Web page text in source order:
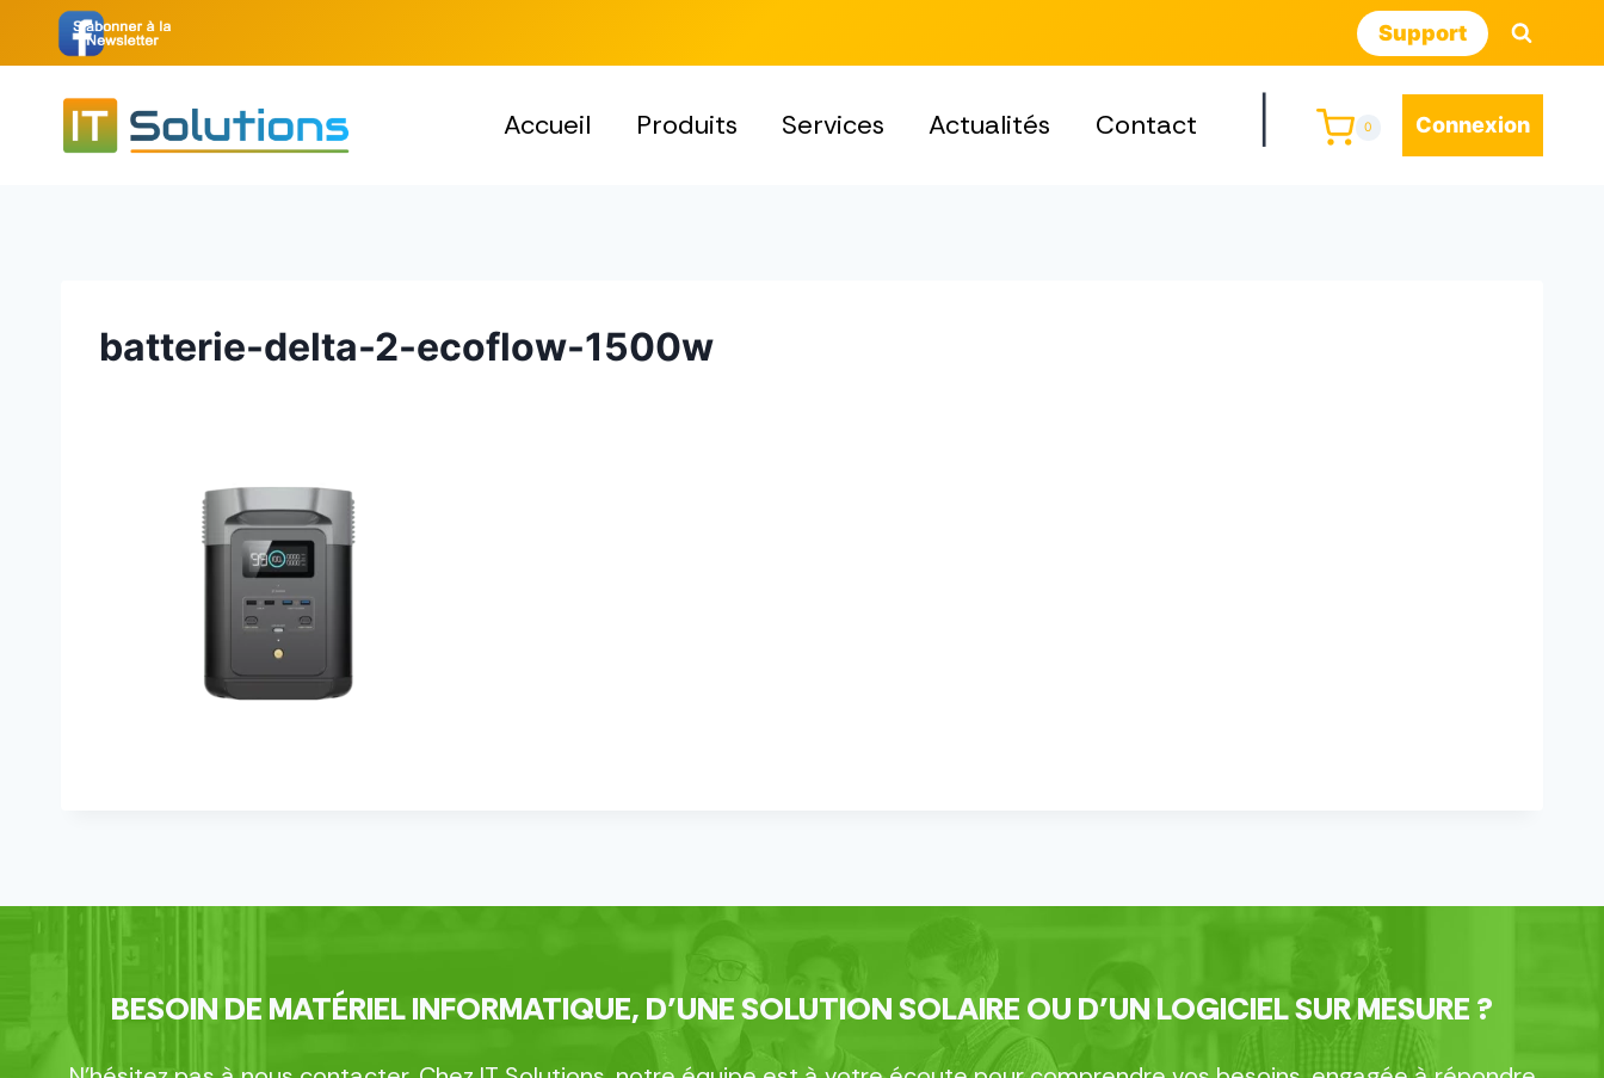
Support
Accueil Produits Services Actualités Contact 0 Connexion
batterie-delta-2-ecoflow-1500w
BESOIN DE MATÉRIEL INFORMATIQUE, D’UNE SOLUTION SOLAIRE OU D’UN LOGICIEL SUR MESURE ?